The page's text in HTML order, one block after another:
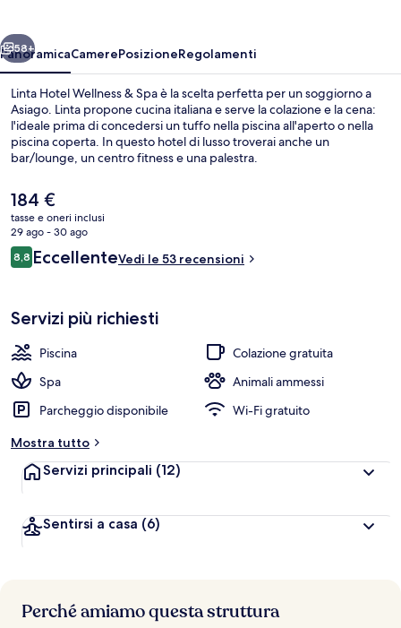
Avanti
58+
PanoramicaCamerePosizioneRegolamenti
Linta Hotel Wellness & Spa è la scelta perfetta per un soggiorno a
Asiago. Linta propone cucina italiana e serve la colazione e la cena:
l'ideale prima di concedersi un tuffo nella piscina all'aperto o nella
piscina coperta. In questo hotel di lusso troverai anche un
bar/lounge, un centro fitness e una palestra.
Il
prezzo
attuale
è
184 €
184 €
tasse e oneri inclusi
29 ago - 30 ago
Recensioni
8,88,8 su 10
EccellenteVedi le 53 recensioni
Servizi più richiesti
Piscina
Colazione gratuita
Spa
Animali ammessi
Parcheggio disponibile
Wi-Fi gratuito
Mostra tutto
Servizi principali (12)
Sentirsi a casa (6)
Perché amiamo questa struttura